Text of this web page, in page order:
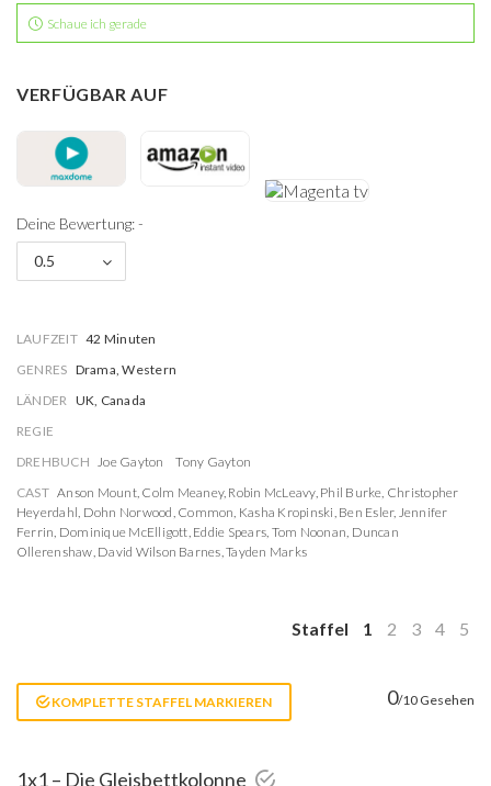
Schaue ich gerade
VERFÜGBAR AUF
Deine Bewertung: -
0.5
LAUFZEIT 42 Minuten
GENRES Drama, Western
LÄNDER UK, Canada
REGIE
DREHBUCH Joe Gayton
Tony Gayton
CAST Anson Mount, Colm Meaney, Robin McLeavy, Phil Burke, Christopher
Heyerdahl, Dohn Norwood, Common, Kasha Kropinski, Ben Esler, Jennifer
Ferrin, Dominique McElligott, Eddie Spears, Tom Noonan, Duncan
Ollerenshaw, David Wilson Barnes,Tayden Marks
Staffel 1 2 3 4 5
KOMPLETTE STAFFEL MARKIEREN 0/10 Gesehen
1x1 – Die Gleisbettkolonne